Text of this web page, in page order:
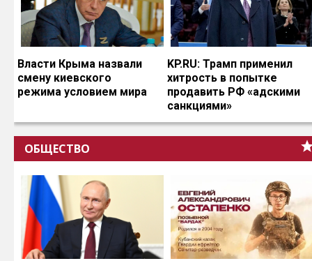
Власти Крыма назвали
смену киевского
режима условием мира
KP.RU: Трамп применил
хитрость в попытке
продавить РФ «адскими
санкциями»
ОБЩЕСТВО